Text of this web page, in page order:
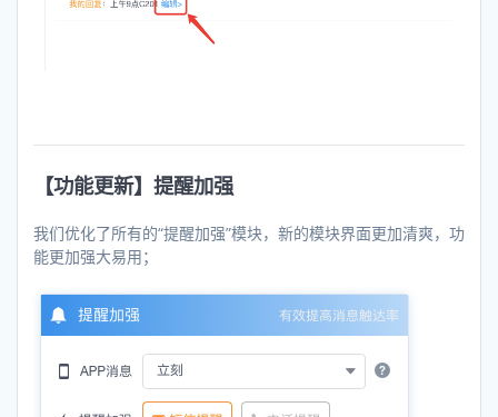
【功能更新】提醒加强
我们优化了所有的“提醒加强”模块，新的模块界面更加清爽，功
能更加强大易用；